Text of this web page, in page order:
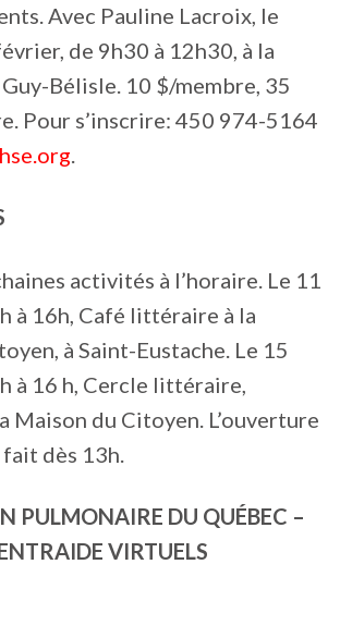
Avec Pauline Lacroix, le
de 9h30 à 12h30, à la
Bélisle. 10 $/membre, 35
Pour s’inscrire: 450 974-5164
activités à l’horaire. Le 11
à 16h, Café littéraire à la
à Saint-Eustache. Le 15
à 16 h, Cercle littéraire,
Maison du Citoyen. L’ouverture
dès 13h.
PULMONAIRE DU QUÉBEC –
VIRTUELS